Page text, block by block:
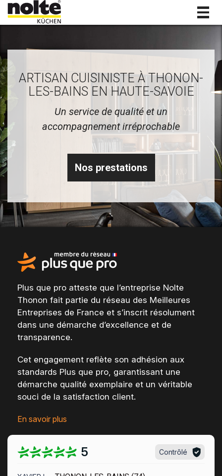
ARTISAN CUISINISTE À THONON-
LES-BAINS EN HAUTE-SAVOIE
Un service de qualité et un
accompagnement irréprochable
Nos prestations
Plus que pro atteste que l’entreprise Nolte
Thonon fait partie du réseau des Meilleures
Entreprises de France et s’inscrit résolument
dans une démarche d’excellence et de
transparence.
Cet engagement reflète son adhésion aux
standards Plus que pro, garantissant une
démarche qualité exemplaire et un véritable
souci de la satisfaction client.
En savoir plus
5 Contrôlé